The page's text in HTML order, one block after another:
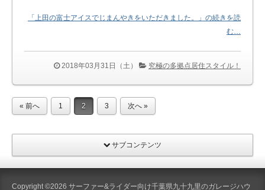
「上田の富士アイスでじまんやきをいただきました。」の続きを読
む…
2018年03月31日（土） 究極の多拠点居住スタイル！
« 前へ 1 2 3 次へ »
サブコンテンツ
Copyright ©2026 サーファー&ライダー向け千葉県九十九里のガレージハウ